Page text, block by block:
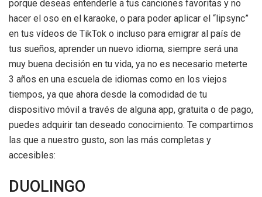
porque deseas entenderle a tus canciones favoritas y no
hacer el oso en el karaoke, o para poder aplicar el “lipsync”
en tus vídeos de TikTok o incluso para emigrar al país de
tus sueños, aprender un nuevo idioma, siempre será una
muy buena decisión en tu vida, ya no es necesario meterte
3 años en una escuela de idiomas como en los viejos
tiempos, ya que ahora desde la comodidad de tu
dispositivo móvil a través de alguna app, gratuita o de pago,
puedes adquirir tan deseado conocimiento. Te compartimos
las que a nuestro gusto, son las más completas y
accesibles:
DUOLINGO